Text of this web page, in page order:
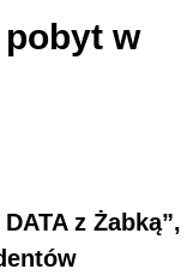
pobyt w
z Żabką”,